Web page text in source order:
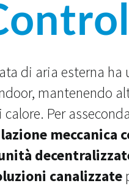
di aria esterna ha
mantenendo
Per
canalizzate